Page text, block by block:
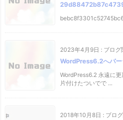
2023年4月9日 : ブログ
WordPress6.2へバー
WordPress6.2 永遠に
片付けたついでで ...
2018年10月8日 : ブロ